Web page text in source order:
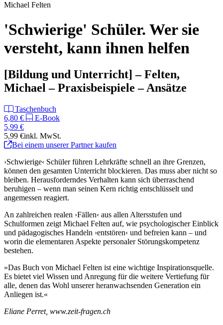
Michael Felten
'Schwierige' Schüler. Wer sie
versteht, kann ihnen helfen
[Bildung und Unterricht] – Felten,
Michael – Praxisbeispiele – Ansätze
Taschenbuch
6,80 €
E-Book
5,99 €
5,99 €inkl. MwSt.
Bei einem unserer Partner kaufen
›Schwierige‹ Schüler führen Lehrkräfte schnell an ihre Grenzen,
können den gesamten Unterricht blockieren. Das muss aber nicht so
bleiben. Herausforderndes Verhalten kann sich überraschend
beruhigen – wenn man seinen Kern richtig entschlüsselt und
angemessen reagiert.
An zahlreichen realen ›Fällen‹ aus allen Altersstufen und
Schulformen zeigt Michael Felten auf, wie psychologischer Einblick
und pädagogisches Handeln ›entstören‹ und befreien kann – und
worin die elementaren Aspekte personaler Störungskompetenz
bestehen.
»Das Buch von Michael Felten ist eine wichtige Inspirationsquelle.
Es bietet viel Wissen und Anregung für die weitere Vertiefung für
alle, denen das Wohl unserer heranwachsenden Generation ein
Anliegen ist.«
Eliane Perret, www.zeit-fragen.ch